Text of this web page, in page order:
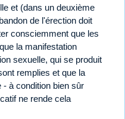
et (dans un deuxième
de l'érection doit
consciemment que les
la manifestation
sexuelle, qui se produit
remplies et que la
à condition bien sûr
ne rende cela